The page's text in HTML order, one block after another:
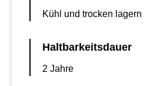
Kühl und trocken lagern
Haltbarkeitsdauer
2 Jahre